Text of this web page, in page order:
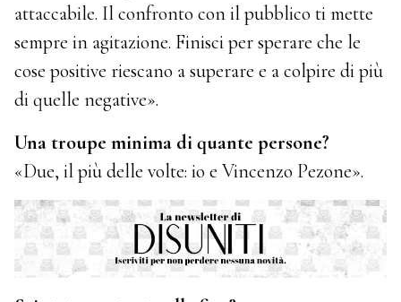
attaccabile. Il confronto con il pubblico ti mette
sempre in agitazione. Finisci per sperare che le
cose positive riescano a superare e a colpire di più
di quelle negative».
Una troupe minima di quante persone?
«Due, il più delle volte: io e Vincenzo Pezone».